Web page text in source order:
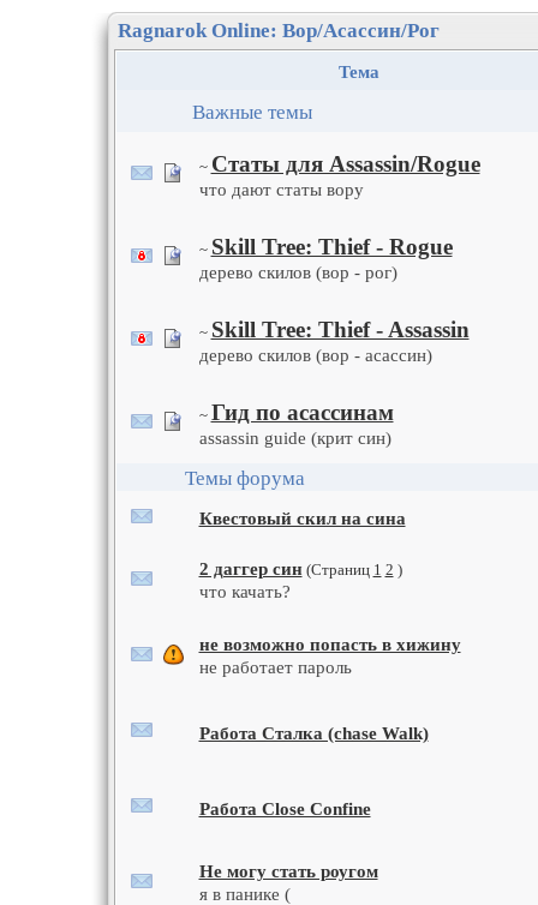
Ragnarok Online: Вор/Асассин/Рог
Тема
Важные темы
~ Статы для Assassin/Rogue
что дают статы вору
~ Skill Tree: Thief - Rogue
дерево скилов (вор - рог)
~ Skill Tree: Thief - Assassin
дерево скилов (вор - асассин)
~ Гид по асассинам
assassin guide (крит син)
Темы форума
Квестовый скил на сина
2 даггер син (Страниц 1 2 )
что качать?
не возможно попасть в хижину
не работает пароль
Работа Сталка (chase Walk)
Работа Close Confine
Не могу стать роугом
я в панике (